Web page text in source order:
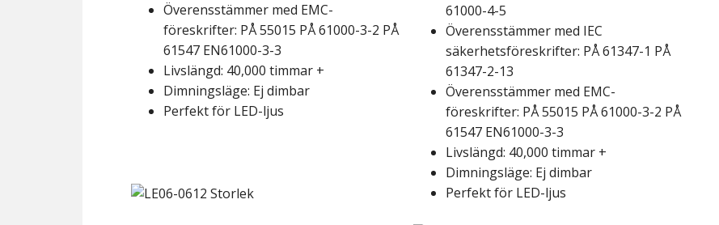
Överensstämmer med EMC-
föreskrifter: PÅ 55015 PÅ 61000-3-2 PÅ
61547 EN61000-3-3
Livslängd: 40,000 timmar +
Dimningsläge: Ej dimbar
Perfekt för LED-ljus
61000-4-5
Överensstämmer med IEC
säkerhetsföreskrifter: PÅ 61347-1 PÅ
61347-2-13
Överensstämmer med EMC-
föreskrifter: PÅ 55015 PÅ 61000-3-2 PÅ
61547 EN61000-3-3
Livslängd: 40,000 timmar +
Dimningsläge: Ej dimbar
Perfekt för LED-ljus